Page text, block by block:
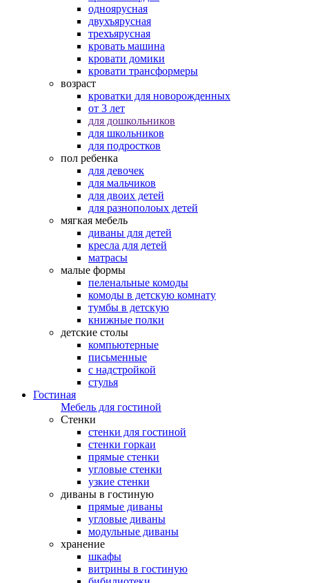
одноярусная
двухъярусная
трехъярусная
кровать машина
кровати домики
кровати трансформеры
возраст
кроватки для новорожденных
от 3 лет
для дошкольников
для школьников
для подростков
пол ребенка
для девочек
для мальчиков
для двоих детей
для разнополоых детей
мягкая мебель
диваны для детей
кресла для детей
матрасы
малые формы
пеленальные комоды
комоды в детскую комнату
тумбы в детскую
книжные полки
детские столы
компьютерные
письменные
с надстройкой
стулья
Гостиная
Мебель для гостиной
Стенки
стенки для гостиной
стенки горкаи
прямые стенки
угловые стенки
узкие стенки
диваны в гостиную
прямые диваны
угловые диваны
модульные диваны
хранение
шкафы
витрины в гостиную